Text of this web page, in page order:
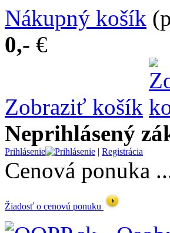
Nákupný košík
0,- €
Zobraziť košík
Neprihlásený
Prihlásenie | Registrácia
Cenová ponuka
Žiadosť o cenovú ponuku